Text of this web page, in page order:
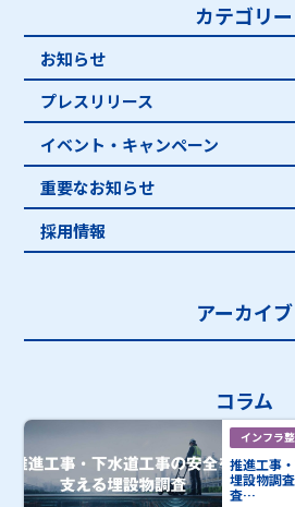
カテゴリー
お知らせ
プレスリリース
イベント・キャンペーン
重要なお知らせ
採用情報
アーカイブ
コラム
インフラ
推進工事
埋設物調
査…